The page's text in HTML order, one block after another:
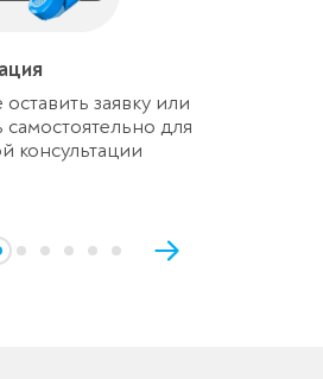
заявку или
самостоятельно для
консультации